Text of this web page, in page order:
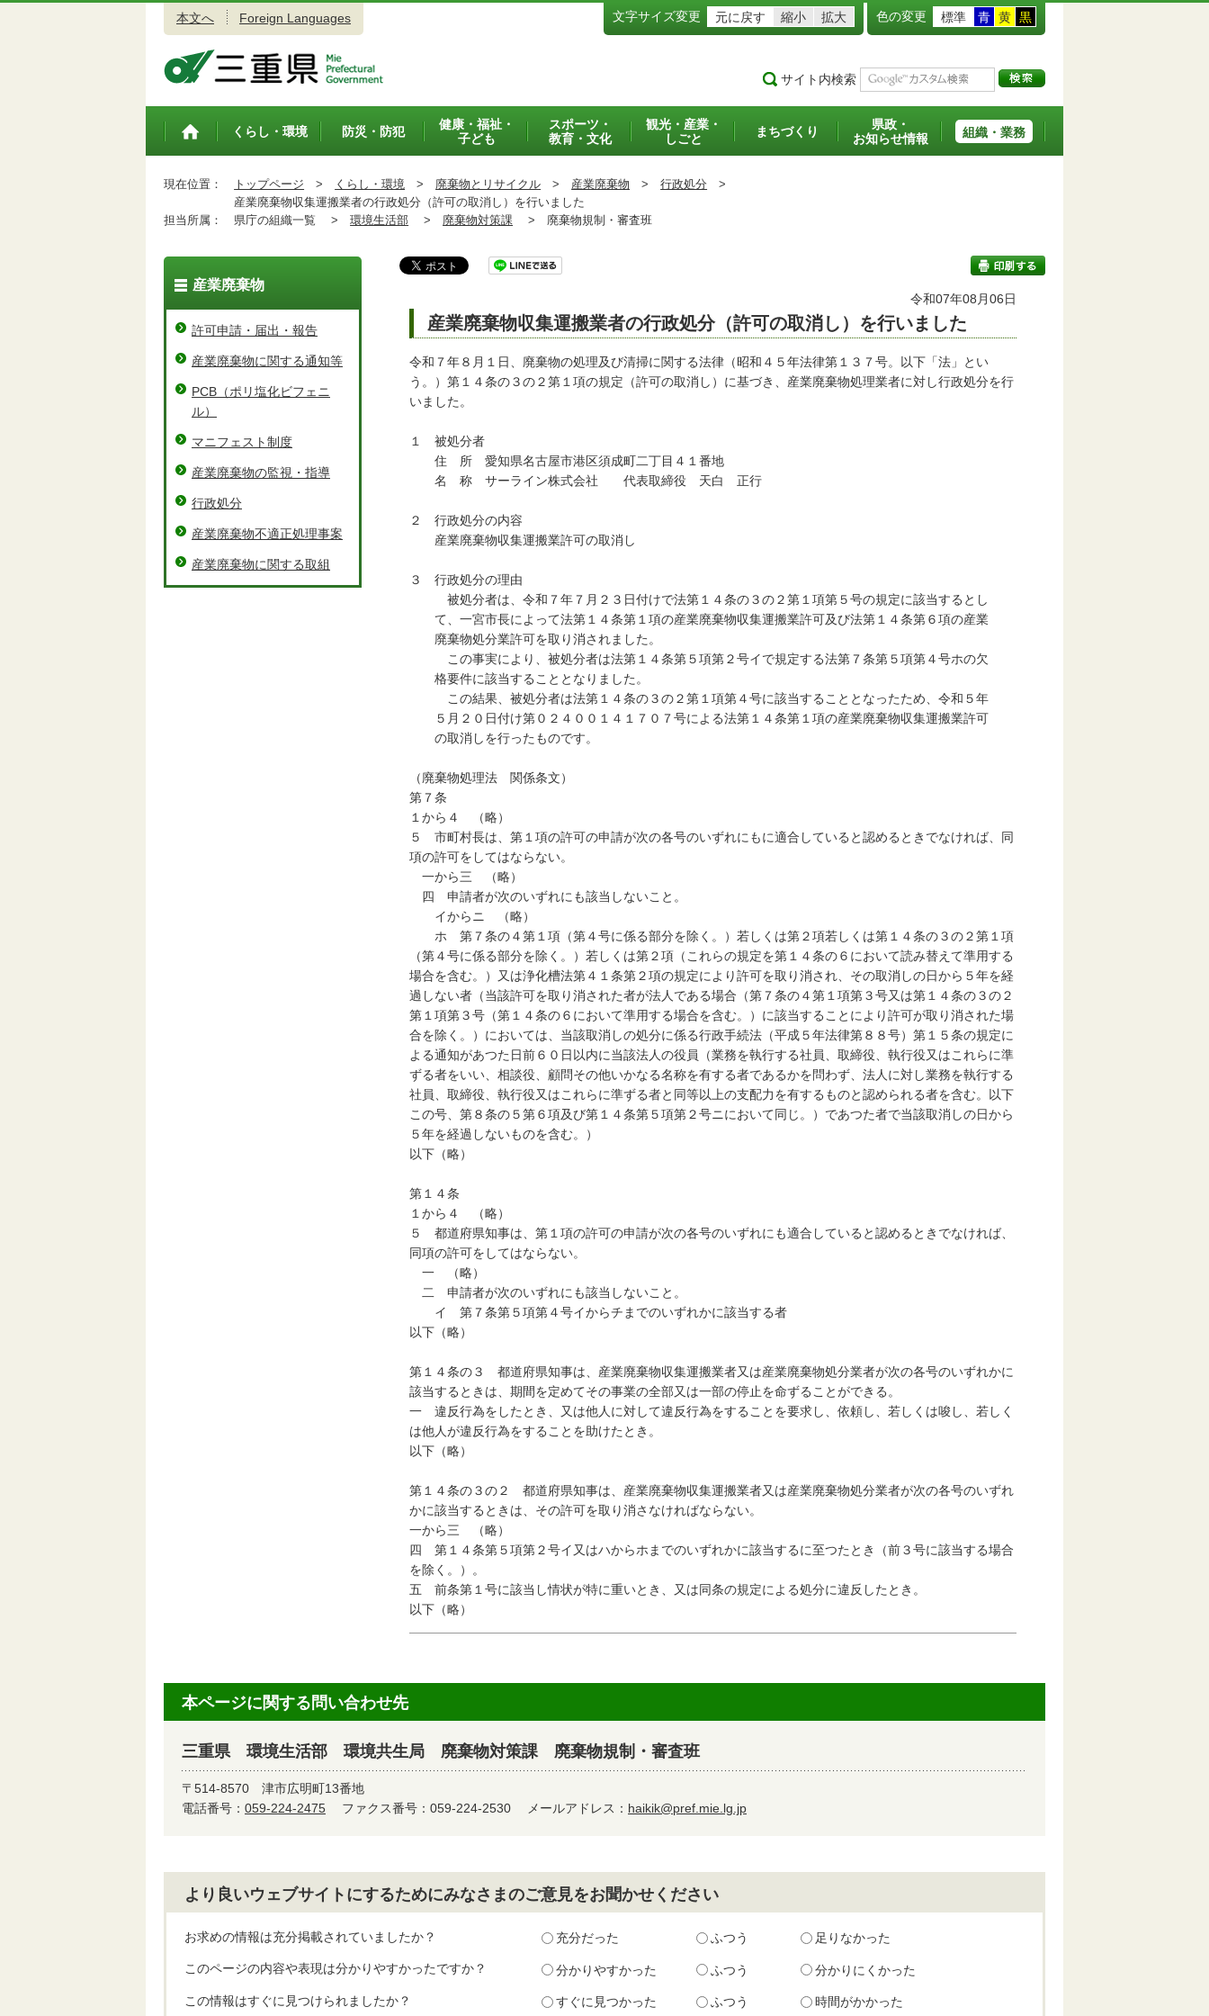
本文へ Foreign Languages 文字サイズ変更 元に戻す 縮小 拡大 色の変更 標準 青 黄 黒
サイト内検索
トップペ
くらし・環境 防災・防犯
健康・福祉・
子ども
スポーツ・
教育・文化
観光・産業・
しごと
まちづくり
県政・
お知らせ情報
組織・業務
現在位置： トップページ > くらし・環境 > 廃棄物とリサイクル > 産業廃棄物 > 行政処分 >
産業廃棄物収集運搬業者の行政処分（許可の取消し）を行いました
担当所属：
県庁の組織一覧 > 環境生活部 > 廃棄物対策課 > 廃棄物規制・審査班
印刷する
令和07年08月06日
産業廃棄物収集運搬業者の行政処分（許可の取消し）を行いました
令和７年８月１日、廃棄物の処理及び清掃に関する法律（昭和４５年法律第１３７号。以下「法」とい
う。）第１４条の３の２第１項の規定（許可の取消し）に基づき、産業廃棄物処理業者に対し行政処分を行
いました。
１ 被処分者
住 所 愛知県名古屋市港区須成町二丁目４１番地
名 称 サーライン株式会社 代表取締役 天白 正行
２ 行政処分の内容
産業廃棄物収集運搬業許可の取消し
３ 行政処分の理由
被処分者は、令和７年７月２３日付けで法第１４条の３の２第１項第５号の規定に該当するとし
て、一宮市長によって法第１４条第１項の産業廃棄物収集運搬業許可及び法第１４条第６項の産業
廃棄物処分業許可を取り消されました。
この事実により、被処分者は法第１４条第５項第２号イで規定する法第７条第５項第４号ホの欠
格要件に該当することとなりました。
この結果、被処分者は法第１４条の３の２第１項第４号に該当することとなったため、令和５年
５月２０日付け第０２４００１４１７０７号による法第１４条第１項の産業廃棄物収集運搬業許可
の取消しを行ったものです。
（廃棄物処理法 関係条文）
第７条
１から４ （略）
５ 市町村長は、第１項の許可の申請が次の各号のいずれにもに適合していると認めるときでなければ、同
項の許可をしてはならない。
一から三 （略）
四 申請者が次のいずれにも該当しないこと。
イからニ （略）
ホ 第７条の４第１項（第４号に係る部分を除く。）若しくは第２項若しくは第１４条の３の２第１項
（第４号に係る部分を除く。）若しくは第２項（これらの規定を第１４条の６において読み替えて準用する
場合を含む。）又は浄化槽法第４１条第２項の規定により許可を取り消され、その取消しの日から５年を経
過しない者（当該許可を取り消された者が法人である場合（第７条の４第１項第３号又は第１４条の３の２
第１項第３号（第１４条の６において準用する場合を含む。）に該当することにより許可が取り消された場
合を除く。）においては、当該取消しの処分に係る行政手続法（平成５年法律第８８号）第１５条の規定に
よる通知があつた日前６０日以内に当該法人の役員（業務を執行する社員、取締役、執行役又はこれらに準
ずる者をいい、相談役、顧問その他いかなる名称を有する者であるかを問わず、法人に対し業務を執行する
社員、取締役、執行役又はこれらに準ずる者と同等以上の支配力を有するものと認められる者を含む。以下
この号、第８条の５第６項及び第１４条第５項第２号ニにおいて同じ。）であつた者で当該取消しの日から
５年を経過しないものを含む。）
以下（略）
第１４条
１から４ （略）
５ 都道府県知事は、第１項の許可の申請が次の各号のいずれにも適合していると認めるときでなければ、
同項の許可をしてはならない。
一 （略）
二 申請者が次のいずれにも該当しないこと。
イ 第７条第５項第４号イからチまでのいずれかに該当する者
以下（略）
第１４条の３ 都道府県知事は、産業廃棄物収集運搬業者又は産業廃棄物処分業者が次の各号のいずれかに
該当するときは、期間を定めてその事業の全部又は一部の停止を命ずることができる。
一 違反行為をしたとき、又は他人に対して違反行為をすることを要求し、依頼し、若しくは唆し、若しく
は他人が違反行為をすることを助けたとき。
以下（略）
第１４条の３の２ 都道府県知事は、産業廃棄物収集運搬業者又は産業廃棄物処分業者が次の各号のいずれ
かに該当するときは、その許可を取り消さなければならない。
一から三 （略）
四 第１４条第５項第２号イ又はハからホまでのいずれかに該当するに至つたとき（前３号に該当する場合
を除く。）。
五 前条第１号に該当し情状が特に重いとき、又は同条の規定による処分に違反したとき。
以下（略）
産業廃棄物
許可申請・届出・報告
産業廃棄物に関する通知等
PCB（ポリ塩化ビフェニ
ル）
マニフェスト制度
産業廃棄物の監視・指導
行政処分
産業廃棄物不適正処理事案
産業廃棄物に関する取組
本ページに関する問い合わせ先
三重県 環境生活部 環境共生局 廃棄物対策課 廃棄物規制・審査班
〒514-8570 津市広明町13番地
電話番号： 059-224-2475 ファクス番号：059-224-2530 メールアドレス： haikik@pref.mie.lg.jp
より良いウェブサイトにするためにみなさまのご意見をお聞かせください
お求めの情報は充分掲載されていましたか？ 充分だった ふつう 足りなかった
このページの内容や表現は分かりやすかったですか？ 分かりやすかった ふつう 分かりにくかった
この情報はすぐに見つけられましたか？ すぐに見つかった ふつう 時間がかかった